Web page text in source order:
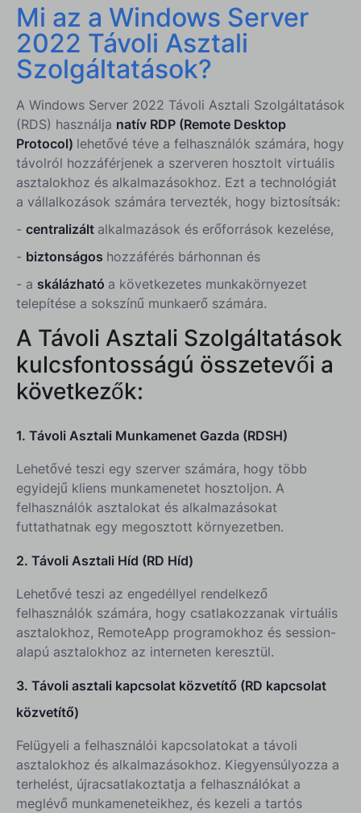
Következtetés
Mi az a Windows Server
2022 Távoli Asztali
Szolgáltatások?
A Windows Server 2022 Távoli Asztali Szolgáltatások
(RDS) használja natív RDP (Remote Desktop
Protocol) lehetővé téve a felhasználók számára, hogy
távolról hozzáférjenek a szerveren hosztolt virtuális
asztalokhoz és alkalmazásokhoz. Ezt a technológiát
a vállalkozások számára tervezték, hogy biztosítsák:
- centralizált alkalmazások és erőforrások kezelése,
- biztonságos hozzáférés bárhonnan és
- a skálázható a következetes munkakörnyezet
telepítése a sokszínű munkaerő számára.
A Távoli Asztali Szolgáltatások
kulcsfontosságú összetevői a
következők:
1. Távoli Asztali Munkamenet Gazda (RDSH)
Lehetővé teszi egy szerver számára, hogy több
egyidejű kliens munkamenetet hosztoljon. A
felhasználók asztalokat és alkalmazásokat
futtathatnak egy megosztott környezetben.
2. Távoli Asztali Híd (RD Híd)
Lehetővé teszi az engedéllyel rendelkező
felhasználók számára, hogy csatlakozzanak virtuális
asztalokhoz, RemoteApp programokhoz és session-
alapú asztalokhoz az interneten keresztül.
3. Távoli asztali kapcsolat közvetítő (RD kapcsolat
közvetítő)
Felügyeli a felhasználói kapcsolatokat a távoli
asztalokhoz és alkalmazásokhoz. Kiegyensúlyozza a
terhelést, újracsatlakoztatja a felhasználókat a
meglévő munkameneteikhez, és kezeli a tartós